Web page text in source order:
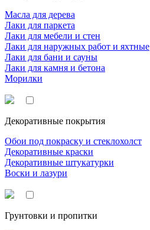
Масла для дерева
Лаки для паркета
Лаки для мебели и стен
Лаки для наружных работ и яхтные
Лаки для бани и сауны
Лаки для камня и бетона
Морилки
Декоративные покрытия
Обои под покраску и стеклохолст
Декоративные краски
Декоративные штукатурки
Воски и лазури
Грунтовки и пропитки